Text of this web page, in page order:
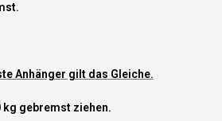
Anhänger gilt das Gleiche.
kg gebremst ziehen.